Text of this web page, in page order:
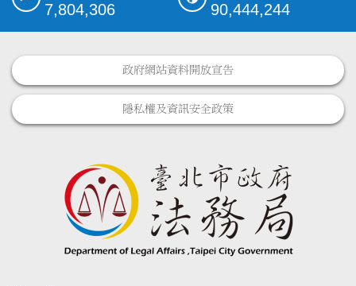
7,804,306 90,444,244
政府網站資料開放宣告
隱私權及資訊安全政策